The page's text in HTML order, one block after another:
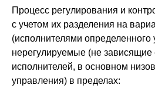
Процесс регулирования и
с учетом их разделения на
(исполнителями определенного
нерегулируемые (не зависящие
исполнителей, в основном
управления) в пределах: